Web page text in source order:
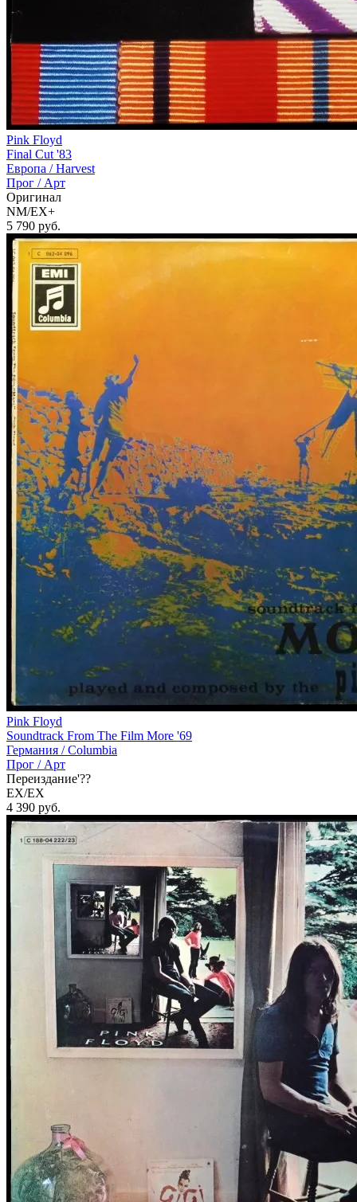
Pink Floyd
Final Cut '83
Европа /Harvest
Прог / Арт
Оригинал
NM/EX+
5 790 руб.
Pink Floyd
Soundtrack From The Film More '69
Германия /Columbia
Прог / Арт
Переиздание'??
EX/EX
4 390 руб.